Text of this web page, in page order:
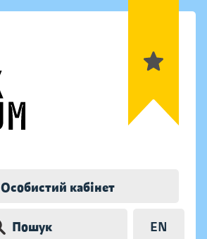
Особистий кабінет
Пошук EN